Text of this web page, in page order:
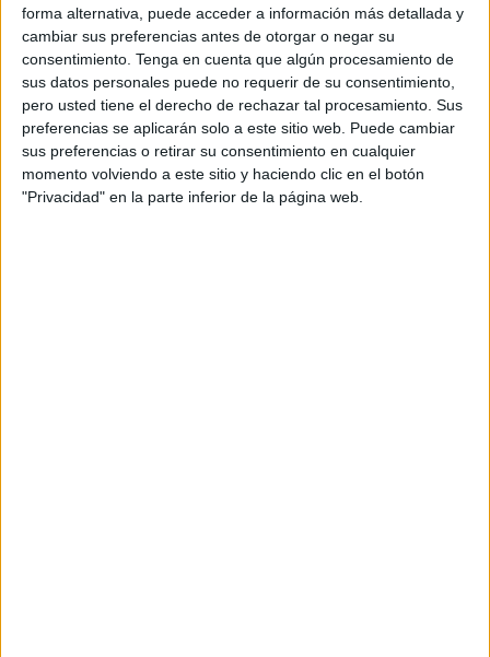
forma alternativa, puede acceder a información más detallada y
cambiar sus preferencias antes de otorgar o negar su
consentimiento. Tenga en cuenta que algún procesamiento de
sus datos personales puede no requerir de su consentimiento,
pero usted tiene el derecho de rechazar tal procesamiento. Sus
preferencias se aplicarán solo a este sitio web. Puede cambiar
sus preferencias o retirar su consentimiento en cualquier
momento volviendo a este sitio y haciendo clic en el botón
"Privacidad" en la parte inferior de la página web.